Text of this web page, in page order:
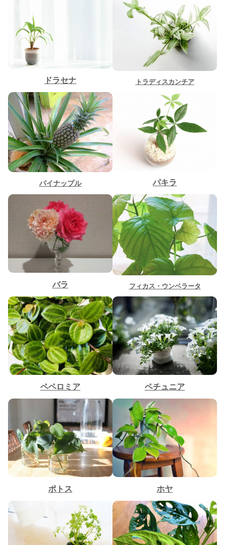
ドラセナ トラディスカンチア
パイナップル パキラ
バラ フィカス・ウンベラータ
ペペロミア ペチュニア
ポトス ホヤ
LINE
LinkedIn
コピー